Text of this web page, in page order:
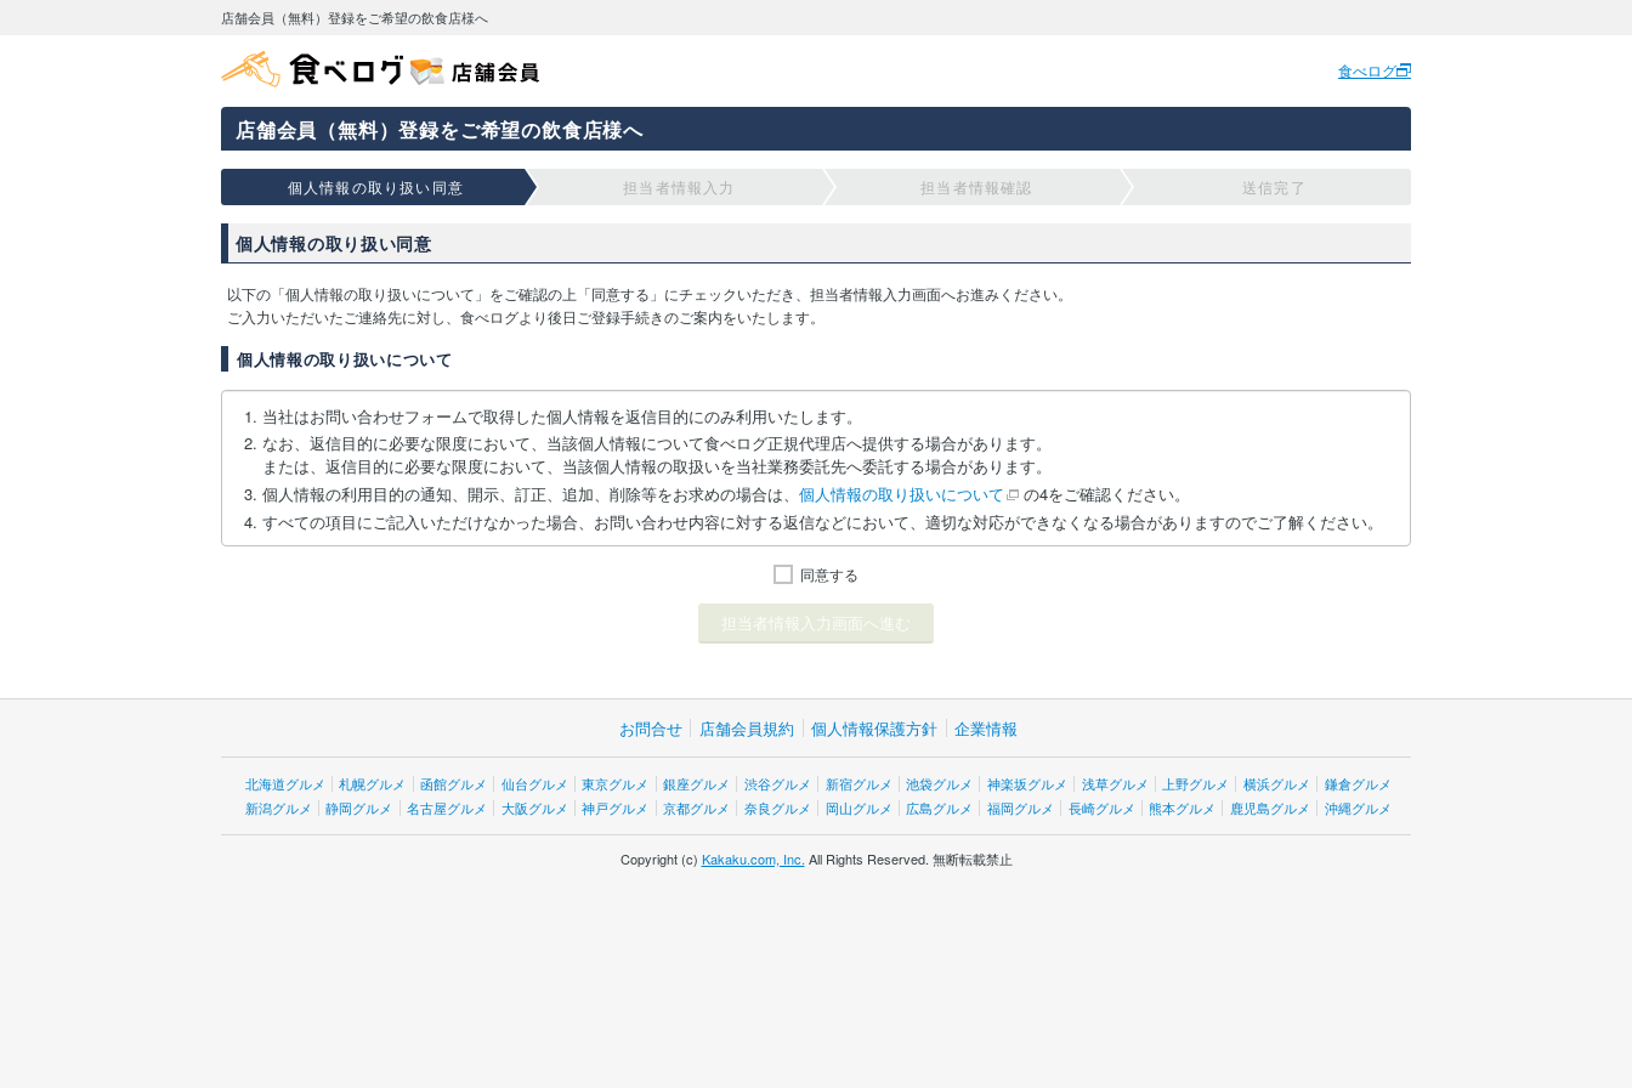
店舗会員（無料）登録をご希望の飲食店様へ
食べログ
店舗会員（無料）登録をご希望の飲食店様へ
個人情報の取り扱い同意 担当者情報入力 担当者情報確認 送信完了
個人情報の取り扱い同意
以下の「個人情報の取り扱いについて」をご確認の上「同意する」にチェックいただき、担当者情報入力画面へお進みください。
ご入力いただいたご連絡先に対し、食べログより後日ご登録手続きのご案内をいたします。
個人情報の取り扱いについて
当社はお問い合わせフォームで取得した個人情報を返信目的にのみ利用いたします。
なお、返信目的に必要な限度において、当該個人情報について食べログ正規代理店へ提供する場合があります。
または、返信目的に必要な限度において、当該個人情報の取扱いを当社業務委託先へ委託する場合があります。
個人情報の利用目的の通知、開示、訂正、追加、削除等をお求めの場合は、 個人情報の取り扱いについて
の4をご確認ください。
すべての項目にご記入いただけなかった場合、お問い合わせ内容に対する返信などにおいて、適切な対応ができなくなる場合がありますのでご了解ください。
同意する
お問合せ 店舗会員規約 個人情報保護方針 企業情報
北海道グルメ 札幌グルメ 函館グルメ 仙台グルメ 東京グルメ 銀座グルメ 渋谷グルメ 新宿グルメ 池袋グルメ 神楽坂グルメ 浅草グルメ 上野グルメ 横浜グルメ
鎌倉グルメ
新潟グルメ
静岡グルメ 名古屋グルメ 大阪グルメ 神戸グルメ 京都グルメ 奈良グルメ 岡山グルメ 広島グルメ 福岡グルメ 長崎グルメ 熊本グルメ 鹿児島グルメ 沖縄グルメ
Copyright (c) Kakaku.com, Inc. All Rights Reserved. 無断転載禁止